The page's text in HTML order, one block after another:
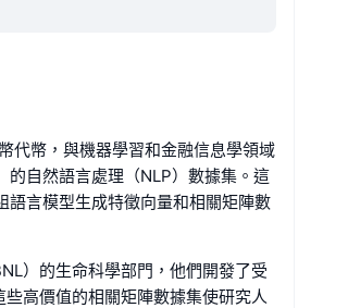
代幣，與機器學習和金融信息學領域
的自然語言處理（NLP）數據集。這
語言模型生成特徵向量和相關矩陣數
）的生命科學部門，他們開發了受
高價值的相關矩陣數據集使研究人